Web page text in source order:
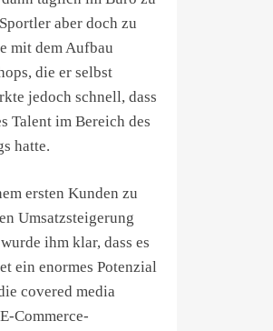
aber doch zu
mit dem Aufbau
die er selbst
jedoch schnell, dass
Talent im Bereich des
hatte.
ersten Kunden zu
Umsatzsteigerung
ihm klar, dass es
ein enormes Potenzial
covered media
Commerce-